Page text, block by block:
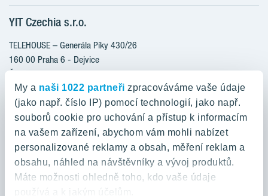
My a naši 1022 partneři zpracováváme vaše údaje
(jako např. číslo IP) pomocí technologií, jako např.
souborů cookie pro uchování a přístup k informacím
na vašem zařízení, abychom vám mohli nabízet
personalizované reklamy a obsah, měření reklam a
obsahu, náhled na návštěvníky a vývoj produktů.
Máte možnosti ohledně toho, kdo vaše údaje
Klientské změny
Aktuality
Blog
Kariéra
O nás
YIT PLUS
RANTA Barrandov III
RANTA Barrandov IV
TOIVO Roztyly II
KALEVALA
VIRTA Kladno
KATTILA Kamýk
ROSALA
YIT Czechia s.r.o.
TELEHOUSE – Generála Píky 430/26
160 00 Praha 6 - Dejvice
Česká republika
800 200 666
domov@yit.cz
Telefon na centrální recepci:
+420 224 318 261